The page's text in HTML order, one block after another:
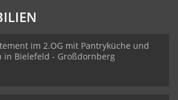
im 2.OG mit Pantryküche und
in Bielefeld - Großdornberg